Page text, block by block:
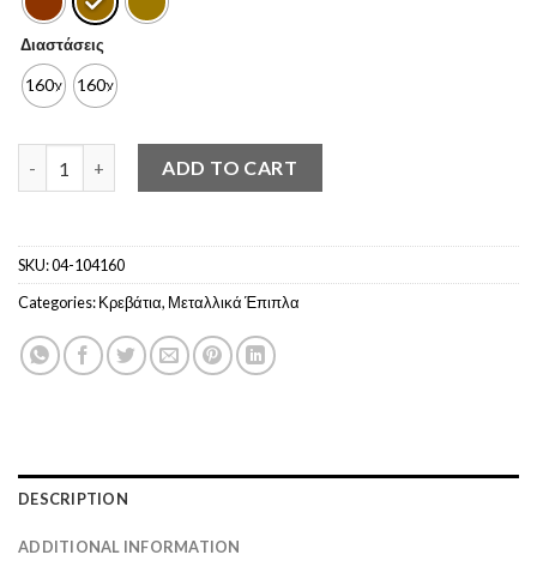
Διαστάσεις
160χ190160χ200
ADD TO CART
SKU:04-104160
Categories:Κρεβάτια, Μεταλλικά Έπιπλα
DESCRIPTION
ADDITIONAL INFORMATION